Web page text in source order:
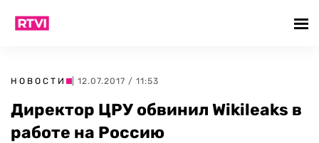
НОВОСТИ | 12.07.2017 / 11:53
Директор ЦРУ обвинил Wikileaks в
работе на Россию